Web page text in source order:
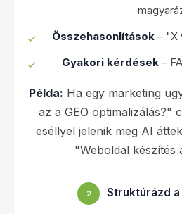
Összehasonlítások – "X
Gyakori kérdések –
Példa: Ha egy marketing
az a GEO optimalizálás?"
eséllyel jelenik meg AI
"Weboldal készítés
2 Struktúrázd